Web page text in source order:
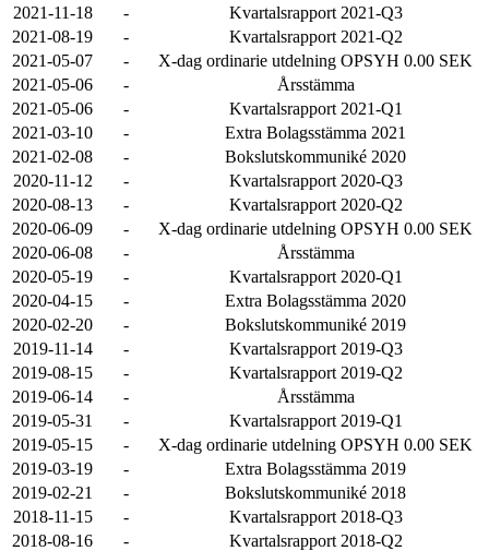
2021-11-18 -
Kvartalsrapport 2021-Q3
2021-08-19
-
Kvartalsrapport 2021-Q2
2021-05-07
-
X-dag ordinarie utdelning OPSYH 0.00 SEK
2021-05-06
-
Årsstämma
2021-05-06
-
Kvartalsrapport 2021-Q1
2021-03-10
-
Extra Bolagsstämma 2021
2021-02-08
-
Bokslutskommuniké 2020
2020-11-12
-
Kvartalsrapport 2020-Q3
2020-08-13
-
Kvartalsrapport 2020-Q2
2020-06-09
-
X-dag ordinarie utdelning OPSYH 0.00 SEK
2020-06-08
-
Årsstämma
2020-05-19
-
Kvartalsrapport 2020-Q1
2020-04-15
-
Extra Bolagsstämma 2020
2020-02-20
-
Bokslutskommuniké 2019
2019-11-14
-
Kvartalsrapport 2019-Q3
2019-08-15
-
Kvartalsrapport 2019-Q2
2019-06-14
-
Årsstämma
2019-05-31
-
Kvartalsrapport 2019-Q1
2019-05-15
-
X-dag ordinarie utdelning OPSYH 0.00 SEK
2019-03-19
-
Extra Bolagsstämma 2019
2019-02-21
-
Bokslutskommuniké 2018
2018-11-15
-
Kvartalsrapport 2018-Q3
2018-08-16
-
Kvartalsrapport 2018-Q2